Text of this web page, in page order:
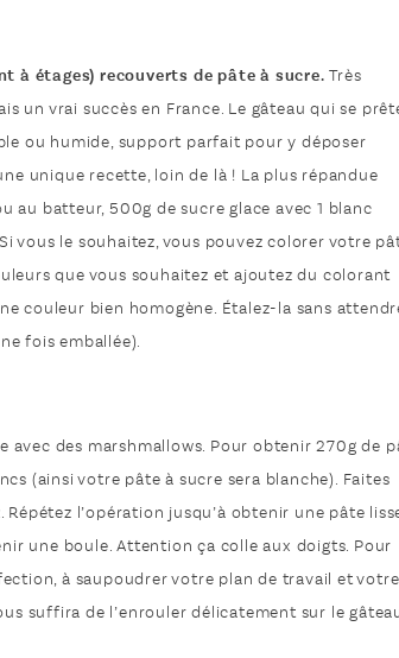
à étages) recouverts de pâte à sucre. Très
un vrai succès en France. Le gâteau qui se
ou humide, support parfait pour y déposer
unique recette, loin de là ! La plus répandue
au batteur, 500g de sucre glace avec 1 blanc
vous le souhaitez, vous pouvez colorer votre
que vous souhaitez et ajoutez du colorant
couleur bien homogène. Étalez-la sans
fois emballée).
avec des marshmallows. Pour obtenir 270g de
(ainsi votre pâte à sucre sera blanche). Faites
l’opération jusqu’à obtenir une pâte
une boule. Attention ça colle aux doigts. Pour
à saupoudrer votre plan de travail et votre
suffira de l’enrouler délicatement sur le